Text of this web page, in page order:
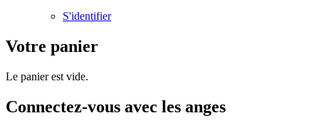
S'identifier
Votre panier
Le panier est vide.
Connectez-vous avec les anges